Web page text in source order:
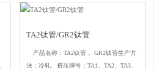
TA2钛管/GR2钛管
产品名称：TA2钛管， GR2钛管生产方
法：冷轧、挤压牌号：TA1、TA2、TA3、